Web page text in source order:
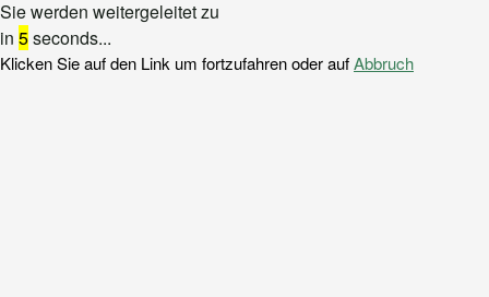
Sie werden weitergeleitet zu
in 5seconds...
Klicken Sie auf den Link um fortzufahren oder aufAbbruch